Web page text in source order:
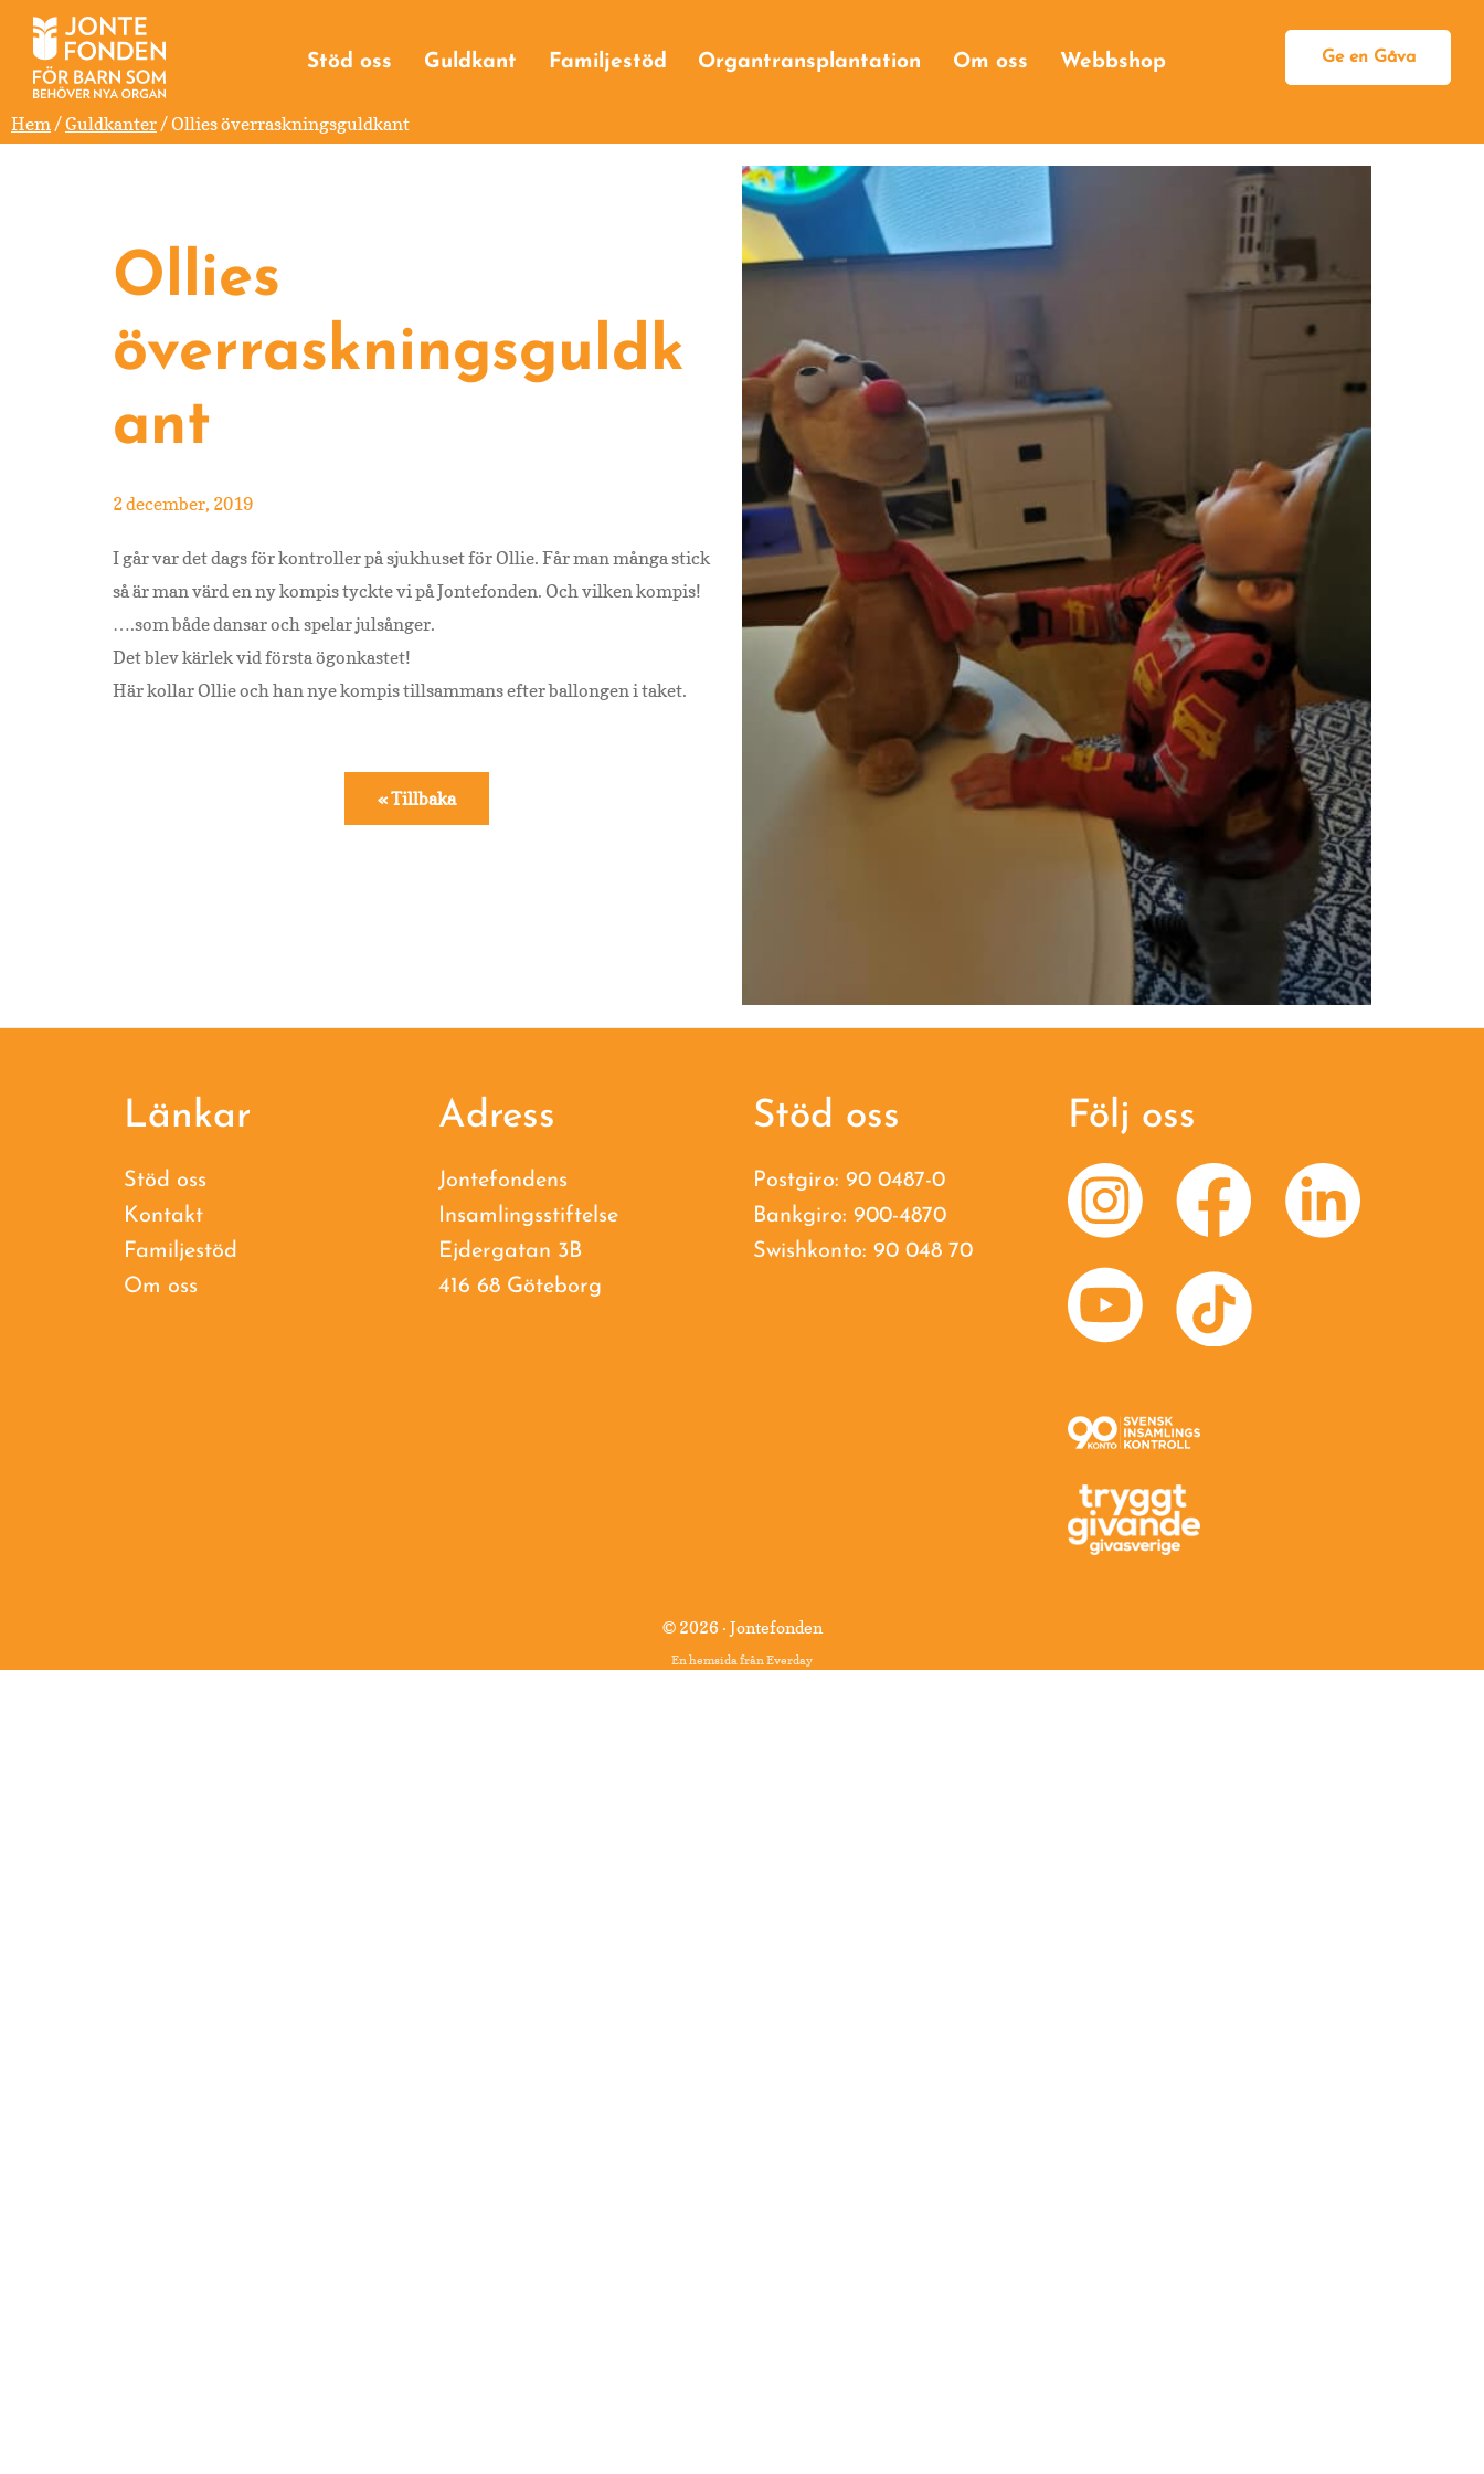
Hoppa
huvudnavigering
Hoppa
huvudinnehåll
Hoppa
sidfot
Hem /Guldkanter / Ollies överraskningsguldkant
Stöd oss
Högtidsgåva
Egen insamling
Testamentsgåva
Ge företagsgåva
Våra företagssponsorer
Guldkant Familjestöd Organtransplantation Om oss Webbshop Ge en Gåva
Egen insamling
Som företag
Ollies
överraskningsguldk
ant
2 december, 2019
I går var det dags för kontroller på sjukhuset för Ollie. Får man många stick
så är man värd en ny kompis tyckte vi på Jontefonden. Och vilken kompis!
….som både dansar och spelar julsånger.
Det blev kärlek vid första ögonkastet!
Här kollar Ollie och han nye kompis tillsammans efter ballongen i taket.
« Tillbaka
Länkar
Stöd oss
Kontakt
Familjestöd
Om oss
Adress
Jontefondens
Insamlingsstiftelse
Ejdergatan 3B
416 68 Göteborg
Stöd oss
Postgiro: 90 0487-0
Bankgiro: 900-4870
Swishkonto: 90 048 70
Följ oss
© 2026 · Jontefonden
En hemsida frånEverday